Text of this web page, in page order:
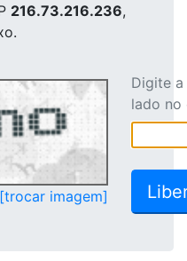
216.73.216.236,
[trocar imagem]
Digite
lado no